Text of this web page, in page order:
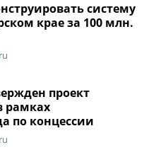
систему
крае за 100 млн.
проект
рамках
по концессии